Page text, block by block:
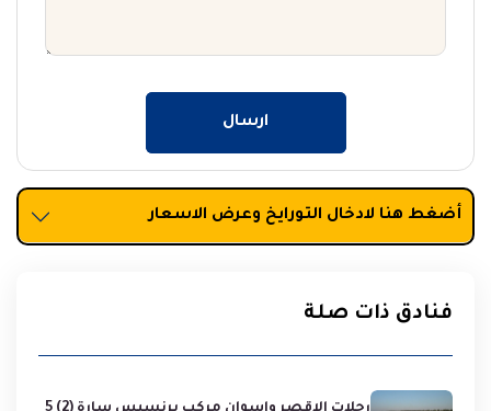
أضغط هنا لادخال التورايخ وعرض الاسعار
فنادق ذات صلة
ارسال